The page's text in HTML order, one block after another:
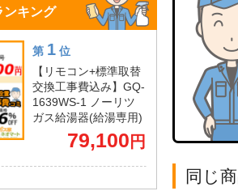
同じ
ンキング
第 1位
【リモコン+標準取替
交換工事費込み】GQ-
1639WS-1 ノーリツ
ガス給湯器(給湯専用)
79,100 円